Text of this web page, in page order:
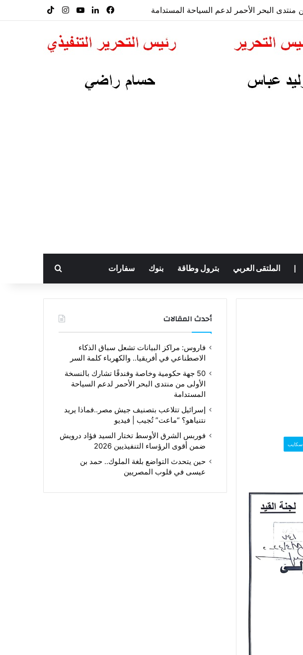
فيسبوكلينكدإن‫YouTube
انستقرام
الملتقى العربي بترول وطاقة بنوك سفارات بحث عن
سكايب
أحدث المقالات
فاروس: مراكز البيانات تشعل سباق الذكاء
الاصطناعي في أفريقيا.. والكهرباء كلمة السر
50 جهة حكومية وخاصة وفندقًا تشارك بالنسخة
الأولى من منتدى البحر الأحمر لدعم السياحة
المستدامة
إسرائيل تتلاعب بتصنيف جيش مصر..فماذا يريد
نتنياهو؟ “ماعت” تُجيب | فيديو
فوربس الشرق الأوسط تختار السيد فؤاد درويش
ضمن أقوى الرؤساء التنفيذيين 2026
حين يتحدث التواضع بلغة الملوك.. حمد بن
عيسى في قلوب المصريين